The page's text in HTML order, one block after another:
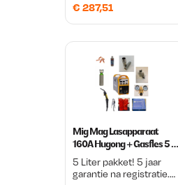
€ 287,51
Mig Mag Lasapparaat
160A Hugong + Gasfles 5 L,
Menggas 85/15
accessoires pakket
5 Liter pakket! 5 jaar
garantie na registratie.